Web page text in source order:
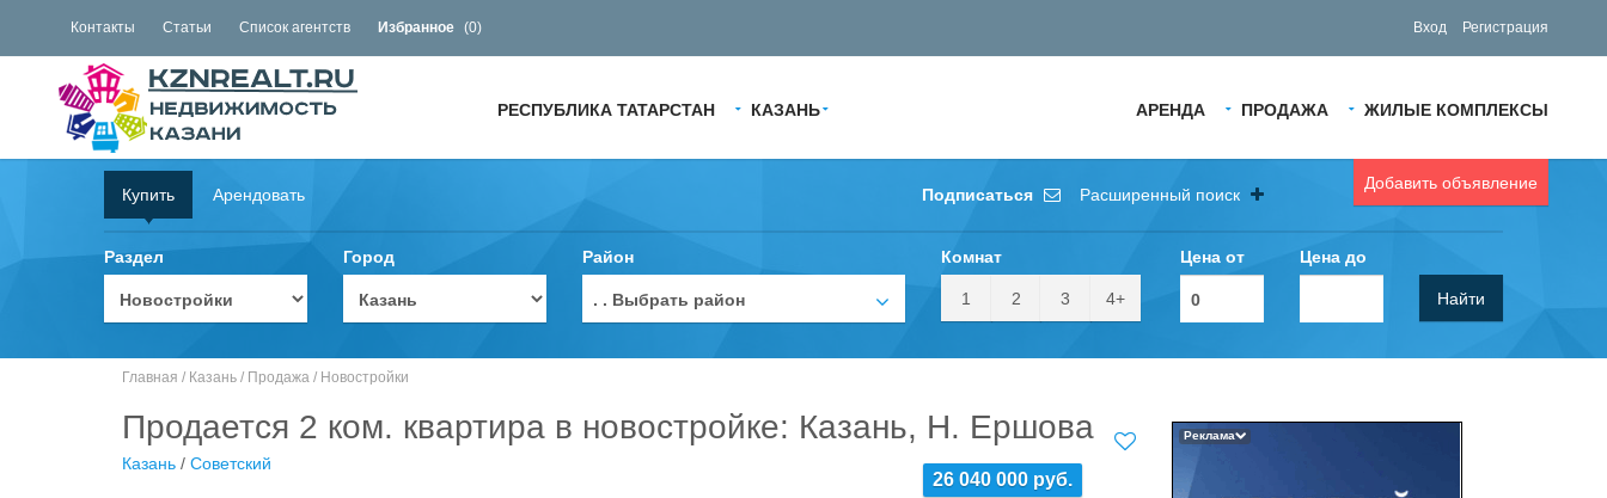
Контакты Статьи Список агентств Избранное (0) Вход Регистрация
АРЕНДА ПРОДАЖА ЖИЛЫЕ КОМПЛЕКСЫ
РЕСПУБЛИКА ТАТАРСТАН КАЗАНЬ
Добавить объявление
Купить Арендовать Подписаться Расширенный поиск
Раздел Город Район
. . Выбрать район
Комнат
1 2 3 4+
Цена от Цена до
Найти
Главная / Казань / Продажа / Новостройки
Продается 2 ком. квартира в новостройке: Казань, Н. Ершова
26 040 000 руб.
Казань / Советский
Реклама